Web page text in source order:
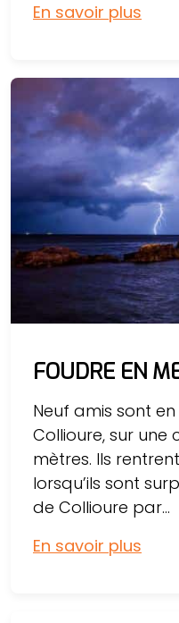
En savoir plus
FOUDRE EN
Neuf amis sont
Collioure, sur
mètres. Ils
lorsqu’ils sont
de Collioure par...
En savoir plus